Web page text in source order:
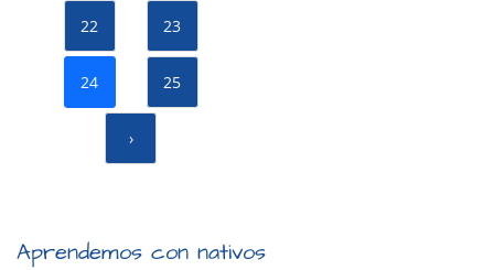
22 23
24 25
›
Aprendemos con nativos